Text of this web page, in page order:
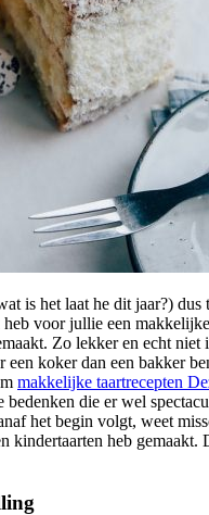
is het laat he dit jaar?) dus
heb voor jullie een
Zo lekker en echt
een koker dan een bakker
makkelijke taartrecepten
bedenken die er wel
het begin volgt, weet
kindertaarten heb gemaakt.